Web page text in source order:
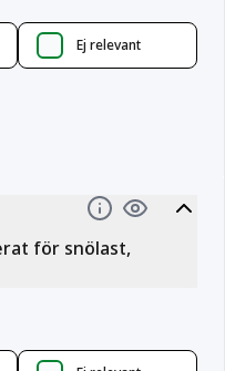
Ej relevant
för snölast,